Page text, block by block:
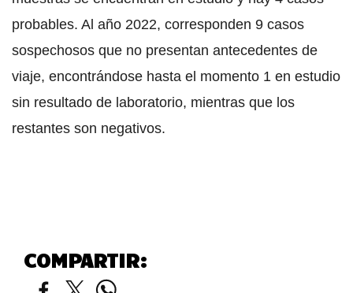
probables. Al año 2022, corresponden 9 casos
sospechosos que no presentan antecedentes de
viaje, encontrándose hasta el momento 1 en estudio
sin resultado de laboratorio, mientras que los
restantes son negativos.
COMPARTIR: